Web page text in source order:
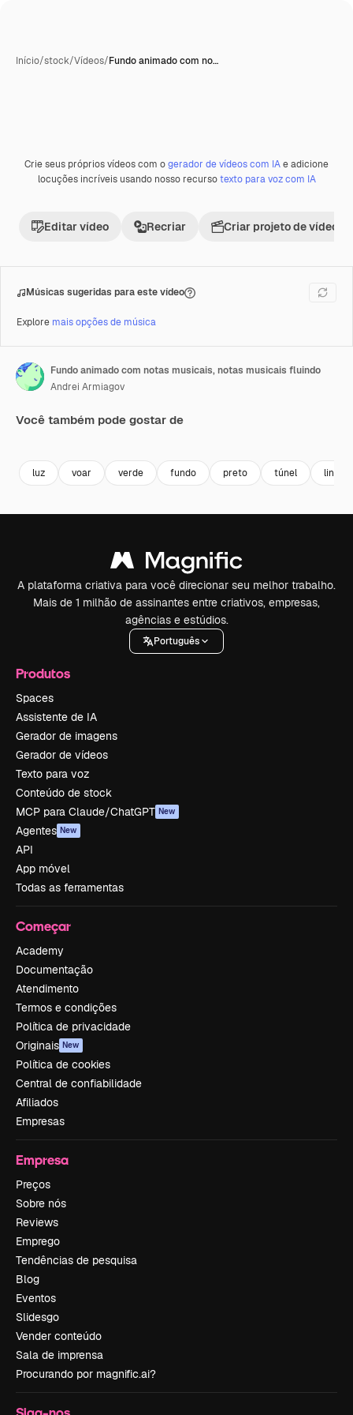
Início/stock/Vídeos/Fundo animado com no…
Premium
Crie seus próprios vídeos com ogerador de vídeos com IAe adicione
locuções incríveis usando nosso recursotexto para voz com IA
Editar vídeo Recriar Criar projeto de vídeo
Músicas sugeridas para este vídeo
Explore mais opções de música
Fundo animado com notas musicais, notas musicais fluindo
Andrei Armiagov
Você também pode gostar de
luz voar verde fundo preto túnel linhas
A plataforma criativa para você direcionar seu melhor trabalho.
Mais de 1 milhão de assinantes entre criativos, empresas,
agências e estúdios.
Português
Produtos
Spaces
Assistente de IA
Gerador de imagens
Gerador de vídeos
Texto para voz
Conteúdo de stock
MCP para Claude/ChatGPT New
Agentes New
API
App móvel
Todas as ferramentas
Começar
Academy
Documentação
Atendimento
Termos e condições
Política de privacidade
Originais New
Política de cookies
Central de confiabilidade
Afiliados
Empresas
Empresa
Preços
Sobre nós
Reviews
Emprego
Tendências de pesquisa
Blog
Eventos
Slidesgo
Vender conteúdo
Sala de imprensa
Procurando por magnific.ai?